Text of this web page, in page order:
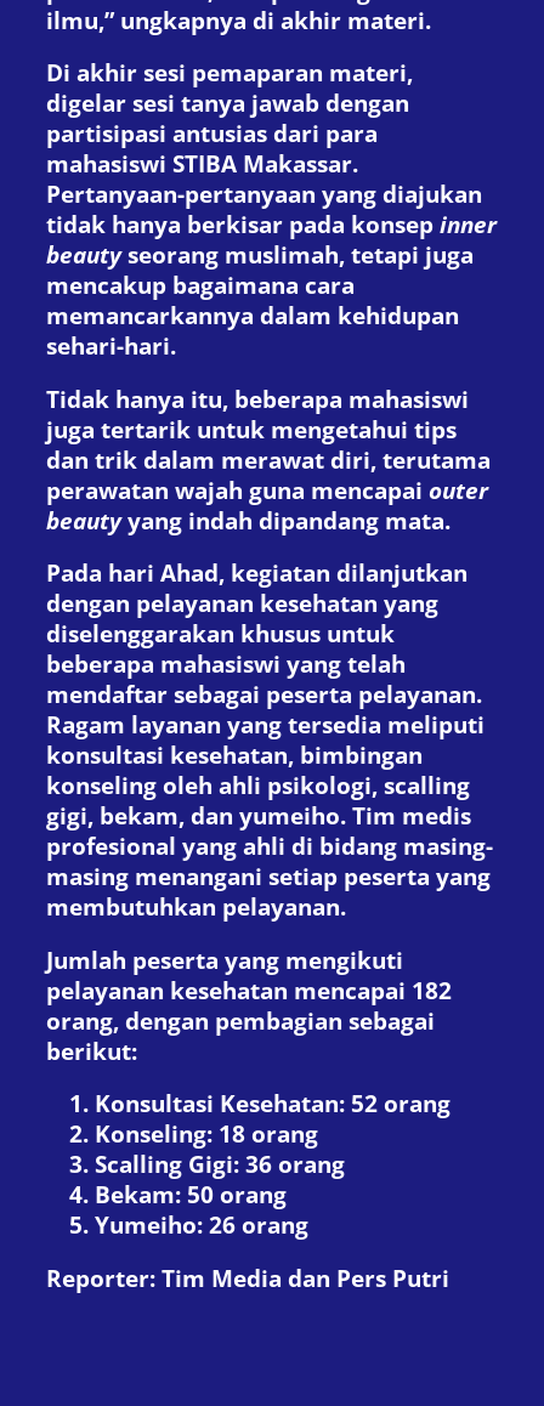
ilmu,” ungkapnya di akhir materi.
Di akhir sesi pemaparan materi,
digelar sesi tanya jawab dengan
partisipasi antusias dari para
mahasiswi STIBA Makassar.
Pertanyaan-pertanyaan yang diajukan
tidak hanya berkisar pada konsep inner
beautyseorang muslimah, tetapi juga
mencakup bagaimana cara
memancarkannya dalam kehidupan
sehari-hari.
Tidak hanya itu, beberapa mahasiswi
juga tertarik untuk mengetahui tips
dan trik dalam merawat diri, terutama
perawatan wajah guna mencapai outer
beautyyang indah dipandang mata.
Pada hari Ahad, kegiatan dilanjutkan
dengan pelayanan kesehatan yang
diselenggarakan khusus untuk
beberapa mahasiswi yang telah
mendaftar sebagai peserta pelayanan.
Ragam layanan yang tersedia meliputi
konsultasi kesehatan, bimbingan
konseling oleh ahli psikologi, scalling
gigi, bekam, dan yumeiho. Tim medis
profesional yang ahli di bidang masing-
masing menangani setiap peserta yang
membutuhkan pelayanan.
Jumlah peserta yang mengikuti
pelayanan kesehatan mencapai 182
orang, dengan pembagian sebagai
berikut:
Konsultasi Kesehatan: 52 orang
Konseling: 18 orang
Scalling Gigi: 36 orang
Bekam: 50 orang
Yumeiho: 26 orang
Reporter: Tim Media dan Pers Putri